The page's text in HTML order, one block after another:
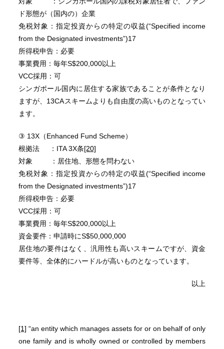
ド形態が（国内の）企業
免税対象：指定投資からの特定の収益(“Specified income
from the Designated investments”)17
所得税申告：必要
事業費用：毎年S$200,000以上
VCC採用：可
シンガポール国内に居住する家族であることが条件となり
ますが、13CAスキームよりも自由度の高いものとなってい
ます。
③ 13X（Enhanced Fund Scheme）
根拠法 ：ITA 3X条[20]
対象 ：居住地、形態を問わない
免税対象：指定投資からの特定の収益(“Specified income
from the Designated investments”)17
所得税申告：必要
VCC採用：可
事業費用：毎年S$200,000以上
資金要件：申請時にS$50,000,000
居住地の要件はなく、汎用性も高いスキームですが、資金
要件等、全体的にハードルが高いものとなっています。
以上
[1] “an entity which manages assets for or on behalf of only
one family and is wholly owned or controlled by members